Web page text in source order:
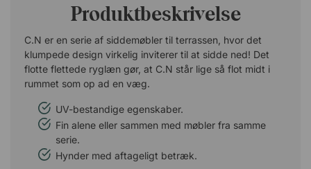
Produktbeskrivelse
C.N er en serie af siddemøbler til terrassen, hvor det
klumpede design virkelig inviterer til at sidde ned! Det
flotte flettede ryglæn gør, at C.N står lige så flot midt i
rummet som op ad en væg.
UV-bestandige egenskaber.
Fin alene eller sammen med møbler fra samme
serie.
Hynder med aftageligt betræk.